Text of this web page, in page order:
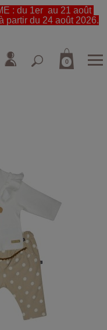
: du 1er au 21 août
partir du 24 août 2026.
0